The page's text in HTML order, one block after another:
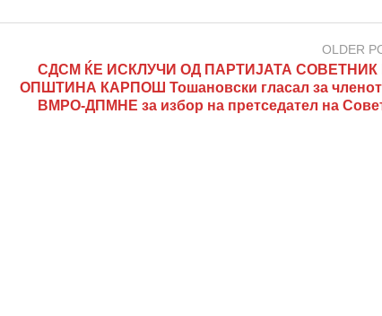
OLDER
СДСМ ЌЕ ИСКЛУЧИ ОД ПАРТИЈАТА СОВЕТНИК
ОПШТИНА КАРПОШ Тошановски гласал за
ВМРО-ДПМНЕ за избор на претседател на